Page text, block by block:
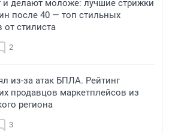
делают моложе: лучшие стрижки
после 40 — топ стильных
от стилиста
2
из-за атак БПЛА. Рейтинг
продавцов маркетплейсов из
региона
3